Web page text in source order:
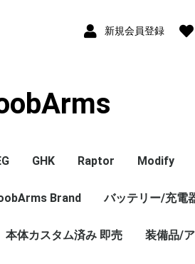
新規会員登録
カスタム
本体
GHK
GHK GBB 本体
CO2マガジン
パーツ
Raptor
エアガン本体
パーツ
Modify
エアガン本
マガジン
パーツ
Brand
sticker
item
・Weathering
Custom
バッテリー/充電
本体カスタム済み 即売 装備品/